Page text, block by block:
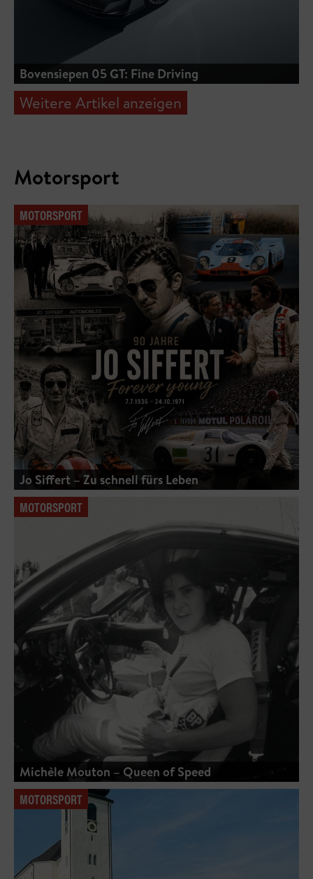
Bovensiepen 05 GT: Fine Driving
Weitere Artikel anzeigen
Motorsport
MOTORSPORT
Jo Siffert – Zu schnell fürs Leben
MOTORSPORT
Michèle Mouton – Queen of Speed
MOTORSPORT